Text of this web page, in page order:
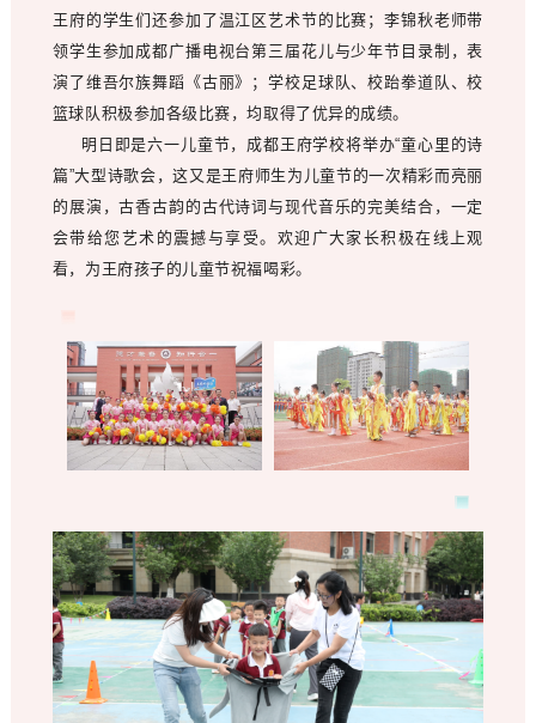
王府的学生们还参加了温江区艺术节的比赛；李锦秋老师带
领学生参加成都广播电视台第三届花儿与少年节目录制，表
演了维吾尔族舞蹈《古丽》；学校足球队、校跆拳道队、校
篮球队积极参加各级比赛，均取得了优异的成绩。
明日即是六一儿童节，成都王府学校将举办“童心里的诗
篇”大型诗歌会，这又是王府师生为儿童节的一次精彩而亮丽
的展演，古香古韵的古代诗词与现代音乐的完美结合，一定
会带给您艺术的震撼与享受。欢迎广大家长积极在线上观
看，为王府孩子的儿童节祝福喝彩。